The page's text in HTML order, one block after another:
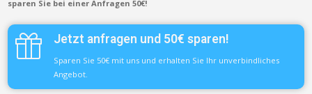
sparen Sie bei einer Anfragen 50€!
Jetzt anfragen und 50€ sparen!
Sparen Sie 50€ mit uns und erhalten Sie Ihr unverbindliches
Angebot.